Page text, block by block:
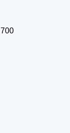
700